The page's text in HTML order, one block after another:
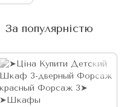
За популярністю